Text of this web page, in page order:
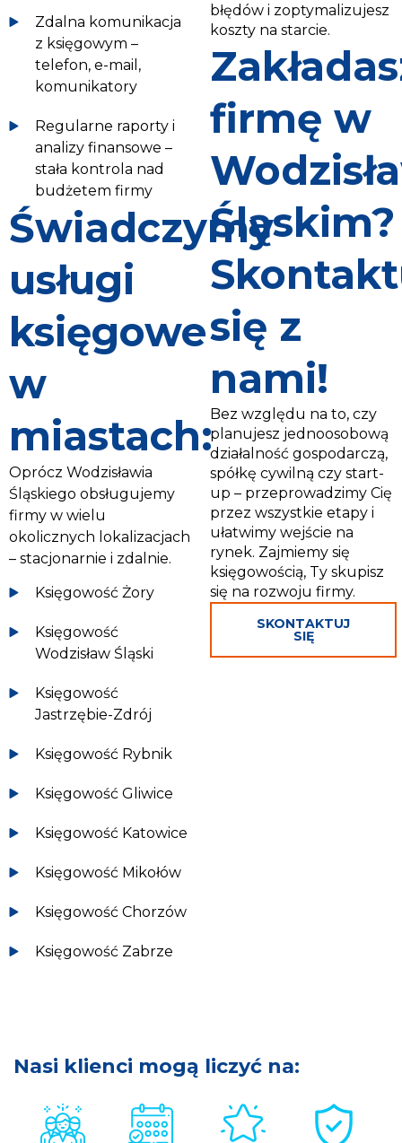
błędów i zoptymalizujesz
koszty na starcie.
firmę w
Śląskim?
się z
nami!
Bez względu na to, czy
planujesz jednoosobową
działalność gospodarczą,
spółkę cywilną czy start-
up – przeprowadzimy Cię
przez wszystkie etapy i
ułatwimy wejście na
rynek. Zajmiemy się
księgowością, Ty skupisz
się na rozwoju firmy.
SKONTAKTUJ
SIĘ
Zdalna komunikacja
z księgowym –
telefon, e-mail,
komunikatory
Regularne raporty i
analizy finansowe –
stała kontrola nad
budżetem firmy
Świadczymy
usługi
księgowe
w
miastach:
Oprócz Wodzisławia
Śląskiego obsługujemy
firmy w wielu
okolicznych lokalizacjach
– stacjonarnie i zdalnie.
Księgowość Żory
Księgowość
Wodzisław Śląski
Księgowość
Jastrzębie-Zdrój
Księgowość Rybnik
Księgowość Gliwice
Księgowość Katowice
Księgowość Mikołów
Księgowość Chorzów
Księgowość Zabrze
Nasi klienci mogą liczyć na: